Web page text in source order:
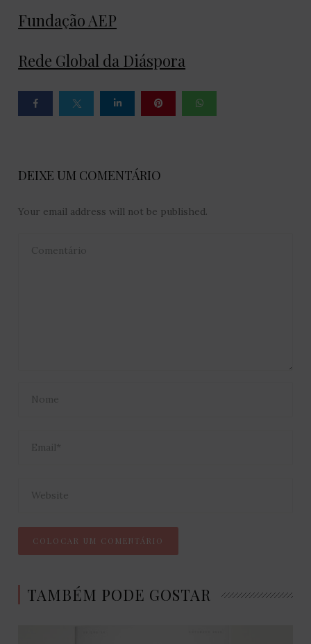
Fundação AEP
Rede Global da Diáspora
DEIXE UM COMENTÁRIO
Your email address will not be published.
TAMBÉM PODE GOSTAR